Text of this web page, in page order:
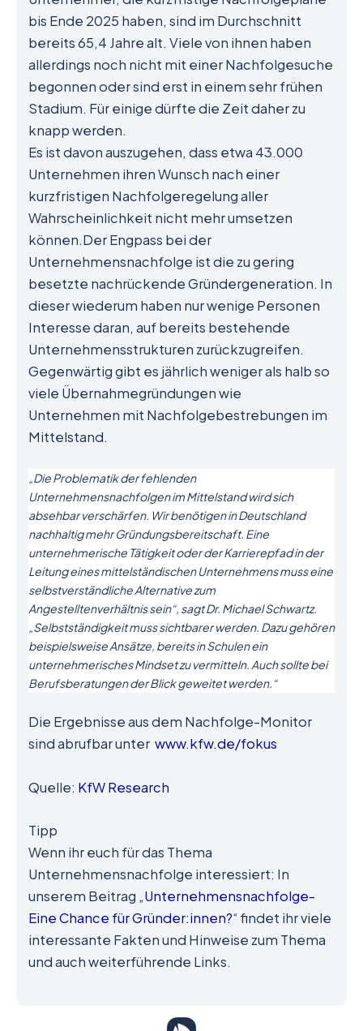
bis Ende 2025 haben, sind im Durchschnitt
bereits 65,4 Jahre alt. Viele von ihnen haben
allerdings noch nicht mit einer Nachfolgesuche
begonnen oder sind erst in einem sehr frühen
Stadium. Für einige dürfte die Zeit daher zu
knapp werden.
Es ist davon auszugehen, dass etwa 43.000
Unternehmen ihren Wunsch nach einer
kurzfristigen Nachfolgeregelung aller
Wahrscheinlichkeit nicht mehr umsetzen
können.Der Engpass bei der
Unternehmensnachfolge ist die zu gering
besetzte nachrückende Gründergeneration. In
dieser wiederum haben nur wenige Personen
Interesse daran, auf bereits bestehende
Unternehmensstrukturen zurückzugreifen.
Gegenwärtig gibt es jährlich weniger als halb so
viele Übernahmegründungen wie
Unternehmen mit Nachfolgebestrebungen im
Mittelstand.
„Die Problematik der fehlenden
Unternehmensnachfolgen im Mittelstand wird sich
absehbar verschärfen. Wir benötigen in Deutschland
nachhaltig mehr Gründungsbereitschaft. Eine
unternehmerische Tätigkeit oder der Karrierepfad in der
Leitung eines mittelständischen Unternehmens muss eine
selbstverständliche Alternative zum
Angestelltenverhältnis sein“, sagt Dr. Michael Schwartz.
„Selbstständigkeit muss sichtbarer werden. Dazu gehören
beispielsweise Ansätze, bereits in Schulen ein
unternehmerisches Mindset zu vermitteln. Auch sollte bei
Berufsberatungen der Blick geweitet werden.“
Die Ergebnisse aus dem Nachfolge-Monitor
sind abrufbar unter www.kfw.de/fokus
Quelle: KfW Research
Tipp
Wenn ihr euch für das Thema
Unternehmensnachfolge interessiert: In
unserem Beitrag „Unternehmensnachfolge-
Eine Chance für Gründer:innen?“ findet ihr viele
interessante Fakten und Hinweise zum Thema
und auch weiterführende Links.